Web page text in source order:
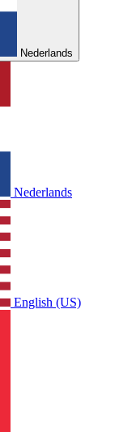
Nederlands
Nederlands
English (US)